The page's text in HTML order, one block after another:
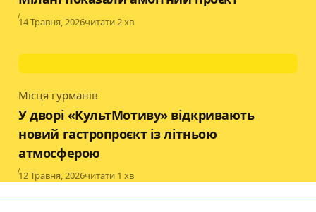
Published
14 Травня, 2026читати 2 хв
Category
Місця гурманів
У дворі «КультМотиву» відкривають
новий гастропроєкт із літньою
атмосферою
Published
12 Травня, 2026читати 1 хв